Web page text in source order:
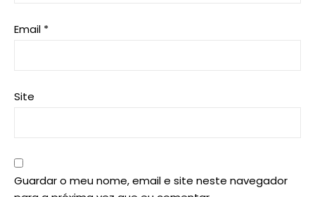
Email *
Site
Guardar o meu nome, email e site neste navegador